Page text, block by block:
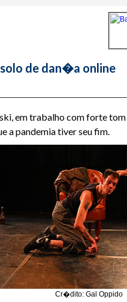
de dan�a online
em trabalho com forte
a pandemia tiver seu fim.
Cr�dito: Gal Oppido